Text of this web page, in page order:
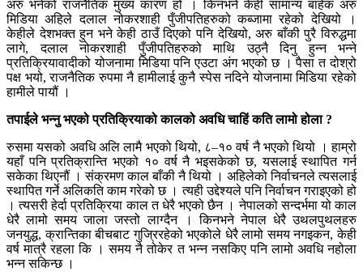
अरु भनेको राजनैतिक मुख्य कारण हो । किनभने केही सामान्य बाहेक अरु
मिडिया अहिले दलाल नोकरशाही पुँजीपतिहरुको कब्जामा रहेको देखियो ।
केहीले देशभक्त हुन भने केही ठाउँ दिएको पनि देखियो, अरु बाँकी पुरै विरुद्धमा
लागे, दलाल नोकरशाही पुँजीपतिहरुको माथि उठ्नै दिनु हुन्न भन्ने
प्रतिक्रियावादीको योजनामा मिडिया पनि एउटा अंग भएको छ । पैसा त दोश्रो
पक्ष भयो, राजनैतिक रुपमा नै हामीलाई कुनै स्पेस नदिने योजनामा मिडिया रहेको
हामीले पायौं ।
तपाईले भन्नु भएको प्रतिक्रियाको कालको अवधि चाहिं कति लामो होला ?
रुसमा यसको अवधि अलि लामै भएको थियो, ८–१० वर्ष नै भएको थियो । हाम्रो
यहाँ पनि प्रतिक्रान्ति भएको १० वर्ष नै भइसकेको छ, यसलाई स्थापित गर्न
सकेका थिएनौं । संक्रमण काल बाँकी नै थियो । अहिलेको निर्वाचनले त्यसलाई
स्थापित गर्ने अलिकति काम गरेको छ । त्यही उद्देश्यले पनि निर्वाचन गराइएको हो
। त्यसरी हेर्दा प्रतिक्रिया काल त धेरै भएको छैन । नेपालको सन्दर्भमा यो काल
धेरै लामो समय जाला जस्तो लाग्दैन । किनभने नेपाल धेरै उथलपुथलहरु
जनयुद्ध, क्रान्तिका बीचबाट गुज्रिरहेको भएकोले धेरै लामो समय नगइकन, केही
वर्ष मात्रै रहला कि । समय नै तोकेर त भन्न नसकिए पनि लामो अवधि नहोला
भन्न सकिन्छ ।